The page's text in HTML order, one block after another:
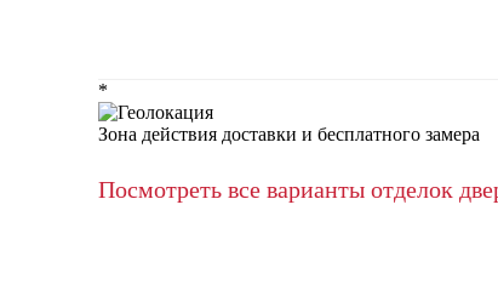
*
Зона действия доставки и бесплатного замера
Посмотреть все варианты отделок